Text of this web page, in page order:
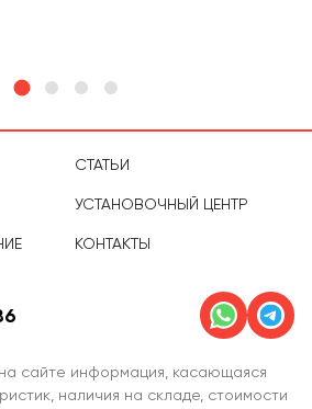
СТАТЬИ
УСТАНОВОЧНЫЙ ЦЕНТР
КОНТАКТЫ
сайте информация, касающаяся
наличия на складе, стоимости